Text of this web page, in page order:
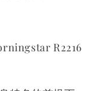
R2216